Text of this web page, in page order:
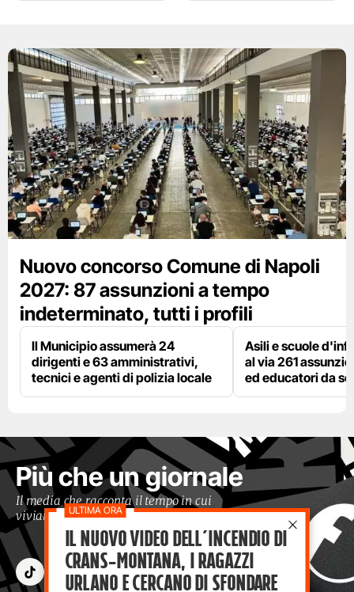
Nuovo concorso Comune di Napoli
2027: 87 assunzioni a tempo
indeterminato, tutti i profili
Il Municipio assumerà 24
dirigenti e 63 amministrativi,
tecnici e agenti di polizia locale
Asili e scuole
al via 261
ed educatori da
Più che un giornale
Il media che racconta il tempo in cui
viviamo con occhi moderni
Il nuovo video dell’incendio di
Crans-Montana, i ragazzi
Urlano e cercano di sfondare